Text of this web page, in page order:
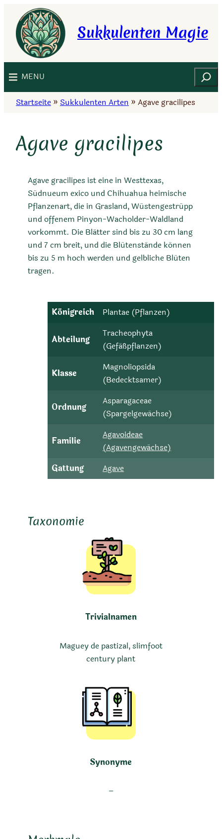
Inhalt
springen
Sukkulenten Magie
MENU Suchen
Startseite » Sukkulenten Arten » Agave gracilipes
Agave gracilipes
Agave gracilipes ist eine in Westtexas,
Südnueum exico und Chihuahua heimische
Pflanzenart, die in Grasland, Wüstengestrüpp
und offenem Pinyon-Wacholder-Waldland
vorkommt. Die Blätter sind bis zu 30 cm lang
und 7 cm breit, und die Blütenstände können
bis zu 5 m hoch werden und gelbliche Blüten
tragen.
Königreich Plantae (Pflanzen)
Abteilung
Tracheophyta
(Gefäßpflanzen)
Klasse
Magnoliopsida
(Bedecktsamer)
Ordnung
Asparagaceae
(Spargelgewächse)
Familie
Agavoideae
(Agavengewächse)
Gattung
Agave
Taxonomie
Trivialnamen
Maguey de pastizal, slimfoot
century plant
Synonyme
–